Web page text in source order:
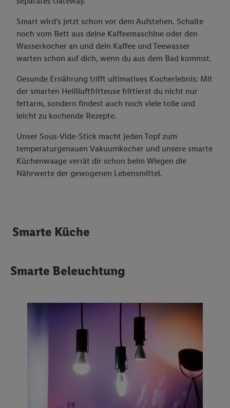
Smart wird's jetzt schon vor dem Aufstehen. Schalte
noch vom Bett aus deine Kaffeemaschine oder den
Wasserkocher an und dein Kaffee und Teewasser
warten schon auf dich, wenn du aus dem Bad kommst.
Gesunde Ernährung trifft ultimatives Kocherlebnis: Mit
der smarten Heißluftfritteuse frittierst du nicht nur
fettarm, sondern findest auch noch viele tolle und
leicht zu kochende Rezepte.
Unser Sous-Vide-Stick macht jeden Topf zum
temperaturgenauen Vakuumkocher und unsere smarte
Küchenwaage verrät dir schon beim Wiegen die
Nährwerte der gewogenen Lebensmittel.
Smarte Küche
Smarte Beleuchtung